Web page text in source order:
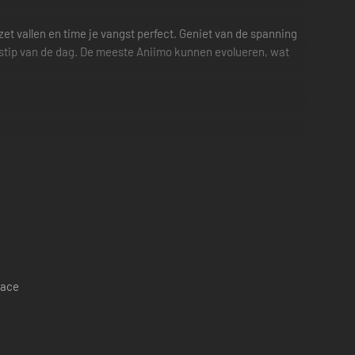
vallen en time je vangst perfect. Geniet van de spanning
van de dag. De meeste Aniimo kunnen evolueren, wat
van de Aniimo om puzzels op te lossen, gevechten te
je kunt overal komen.
kun je op elk moment met een team van 3 spelers